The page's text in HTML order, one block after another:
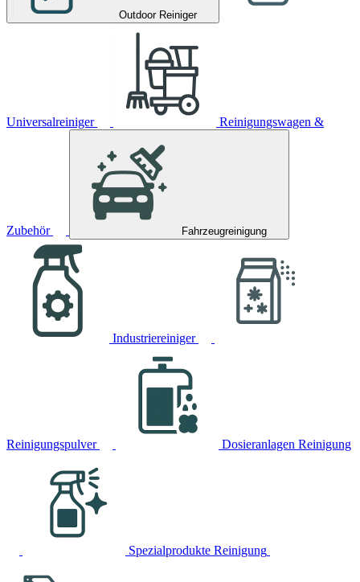
Outdoor Reiniger
Universalreiniger Reinigungswagen &
Zubehör Fahrzeugreinigung
Industriereiniger
Reinigungspulver Dosieranlagen Reinigung
Spezialprodukte Reinigung